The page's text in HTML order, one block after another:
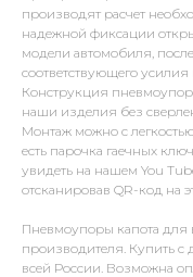
производят расчет
надежной фиксации
модели автомобиля,
соответствующего
Конструкция
наши изделия без
Монтаж можно с
есть парочка гаечных
увидеть на нашем You
отсканировав QR-код на
Пневмоупоры капота для
производителя. Купить с
всей России. Возможна